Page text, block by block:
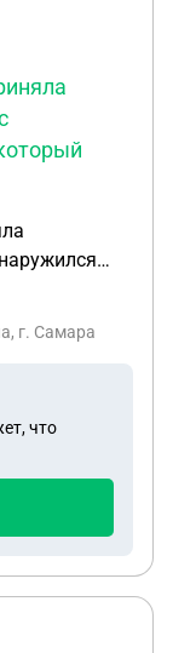
в том
или
за
о
г. Самара
что